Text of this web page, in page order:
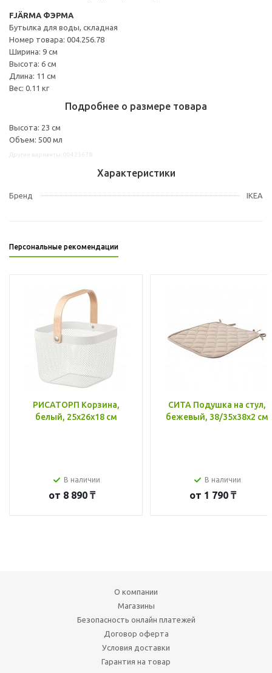
FJÄRMA ФЭРМА
Бутылка для воды, складная
Номер товара: 004.256.78
Ширина: 9 см
Высота: 6 см
Длина: 11 см
Вес: 0.11 кг
Подробнее о размере товара
Высота: 23 см
Объем: 500 мл
Характеристики
Бренд IKEA
Персональные рекомендации
РИСАТОРП Корзина,
белый, 25x26x18 см
В наличии
от 8 890 ₸
СИТА Подушка на стул,
бежевый, 38/35x38x2 см
В наличии
от 1 790 ₸
О компании
Магазины
Безопасность онлайн платежей
Договор оферта
Условия доставки
Гарантия на товар